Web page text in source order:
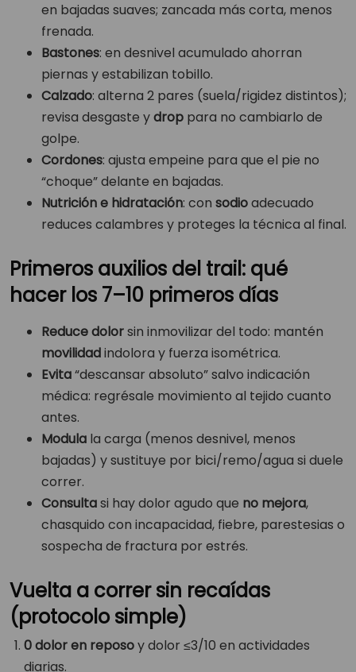
en bajadas suaves; zancada más corta, menos
frenada.
Bastones: en desnivel acumulado ahorran
piernas y estabilizan tobillo.
Calzado: alterna 2 pares (suela/rigidez distintos);
revisa desgaste ydrop para no cambiarlo de
golpe.
Cordones: ajusta empeine para que el pie no
“choque” delante en bajadas.
Nutrición e hidratación: con sodioadecuado
reduces calambres y proteges la técnica al final.
Primeros auxilios del trail: qué
hacer los 7–10 primeros días
Reduce dolorsin inmovilizar del todo: mantén
movilidadindolora y fuerza isométrica.
Evita“descansar absoluto” salvo indicación
médica: regrésale movimiento al tejido cuanto
antes.
Modula la carga (menos desnivel, menos
bajadas) y sustituye por bici/remo/agua si duele
correr.
Consultasi hay dolor agudo que no mejora,
chasquido con incapacidad, fiebre, parestesias o
sospecha de fractura por estrés.
Vuelta a correr sin recaídas
(protocolo simple)
0 dolor en reposoy dolor ≤3/10 en actividades
diarias.